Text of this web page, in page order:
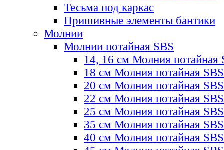
Тесьма под каркас
Пришивные элементы бантики
Молнии
Молнии потайная SBS
14, 16 см Молния потайная
18 см Молния потайная SBS
20 см Молния потайная SBS
22 см Молния потайная SBS
25 см Молния потайная SBS
35 см Молния потайная SBS
40 см Молния потайная SBS